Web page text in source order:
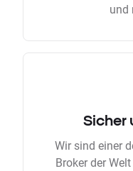
und
Sicher
Wir sind einer
Broker der